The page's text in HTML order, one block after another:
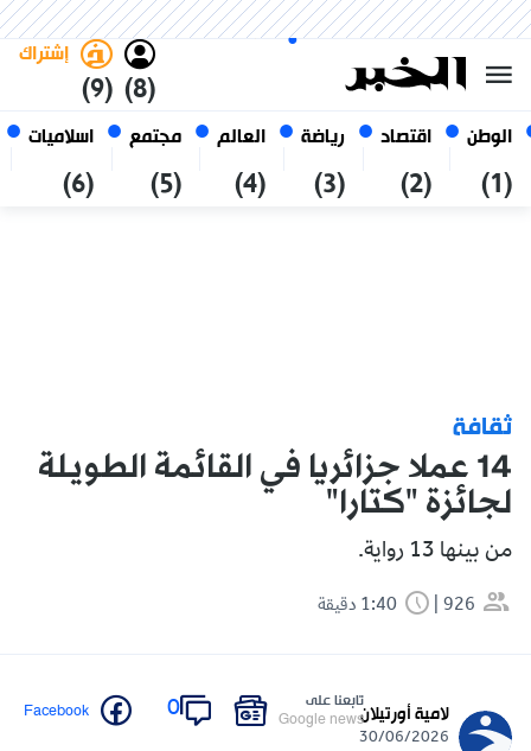
الوطن
(1)
اقتصاد
(2)
رياضة
(3)
العالم
(4)
مجتمع
(5)
اسلاميات
(6)
(8)
إشتراك
(9)
أغسطس 2026
الجزائر
ثقافة
14 عملا جزائريا في القائمة الطويلة
لجائزة "كتارا"
من بينها 13 رواية.
926
لامية أورتيلان
30/06/2026
تابعنا على
Google news
0
Facebook